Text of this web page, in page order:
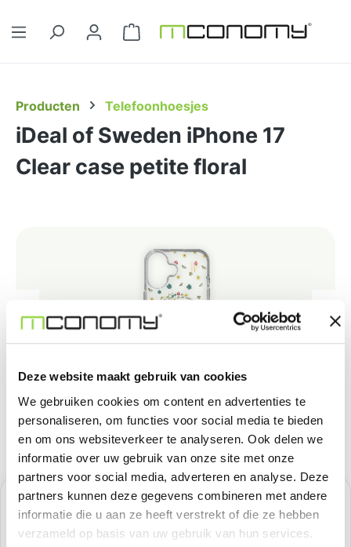
Deze website maakt gebruik van cookies
We gebruiken cookies om content en advertenties te
personaliseren, om functies voor social media te bieden
en om ons websiteverkeer te analyseren. Ook delen we
informatie over uw gebruik van onze site met onze
partners voor social media, adverteren en analyse. Deze
partners kunnen deze gegevens combineren met andere
informatie die u aan ze heeft verstrekt of die ze hebben
verzameld op basis van uw gebruik van hun services.
Winkelwagentje bevat 0 artikelen.
Producten Telefoonhoesjes
iDeal of Sweden iPhone 17
Clear case petite floral
Normale prijs:
€ 33,05
Prijzen excl. BTW